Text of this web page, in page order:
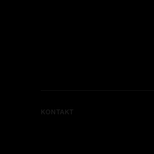
KONTAKT